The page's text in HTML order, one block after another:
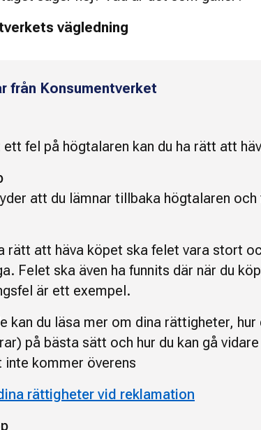
vägledning
från Konsumentverket
ett fel på högtalaren kan du ha rätt att
att du lämnar tillbaka högtalaren och
rätt att häva köpet ska felet vara stort
Felet ska även ha funnits där när du
är ett exempel.
kan du läsa mer om dina rättigheter, hur
på bästa sätt och hur du kan gå
kommer överens
rättigheter vid reklamation